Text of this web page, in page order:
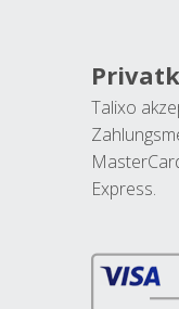
Talixo
Express.